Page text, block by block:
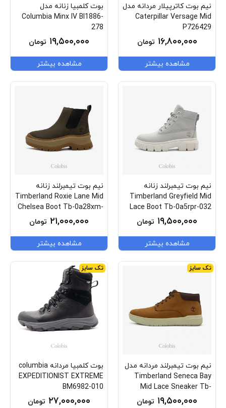
نیم بوت کاترپیلار مردانه مدل
Caterpillar Versage Mid
P726429
۱۶,۸۰۰,۰۰۰ تومان
مشاهده بیشتر
بوت کلمبیا زنانه مدل
Columbia Minx IV Bl1886-
278
۱۹,۵۰۰,۰۰۰ تومان
مشاهده بیشتر
نیم بوت تیمبرلند زنانه
Timberland Greyfield Mid
Lace Boot Tb-0a5rpr-032
۱۹,۵۰۰,۰۰۰ تومان
مشاهده بیشتر
نیم بوت تیمبرلند زنانه
Timberland Roxie Lane Mid
Chelsea Boot Tb-0a28xm-
۲۱,۰۰۰,۰۰۰ تومان
مشاهده بیشتر
تک سایز
نیم بوت تیمبرلند مردانه مدل
Timberland Seneca Bay
Mid Lace Sneaker Tb-
0a69m1-Em5
۱۹,۵۰۰,۰۰۰ تومان
تک سایز
بوت کلمبیا مردانه columbia
EXPEDITIONIST EXTREME
BM6982-010
۲۷,۰۰۰,۰۰۰ تومان